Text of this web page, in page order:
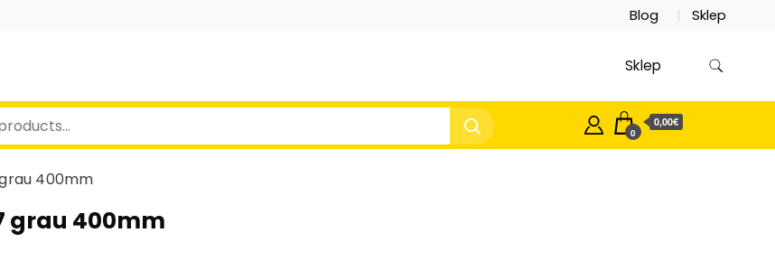
Blog Sklep
Sklep
0
0,00€
grau 400mm
grau 400mm